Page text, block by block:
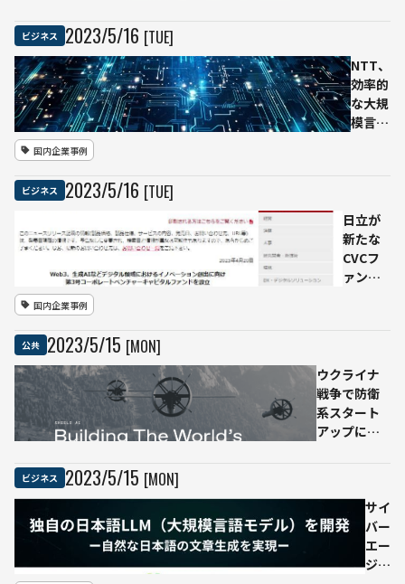
説を
生成
ビジネス 2023/5/16 [TUE]
NTT、
効率的
な大規
模言語
国内企業事例
ビジネス 2023/5/16 [TUE]
日立が
新たな
CVCフ
ァンド
領域ス
タート
アップ
などへ
国内企業事例
公共 2023/5/15 [MON]
ウクライナ
戦争で防衛
系スタート
アップに投
にはAI活用
でも大注目
ビジネス 2023/5/15 [MON]
サイ
バー
エー
ジェ